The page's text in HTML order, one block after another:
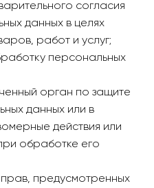
согласия
данных в целях
работ и услуг;
персональных
орган по защите
данных или в
действия или
обработке его
предусмотренных